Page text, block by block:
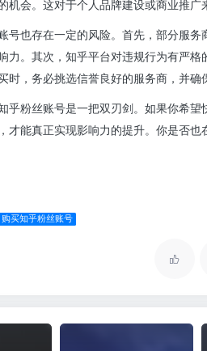
机会。这对于个人品牌建设或商业推广
号也存在一定的风险。首先，部分服
力。其次，知乎平台对违规行为有严格
时，务必挑选信誉良好的服务商，并确
乎粉丝账号是一把双刃剑。如果你希
才能真正实现影响力的提升。你是否
买知乎粉丝账号